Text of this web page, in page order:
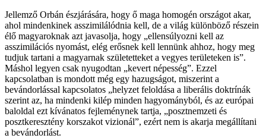
Jellemző Orbán észjárására, hogy ő maga homogén országot akar,
ahol mindenkinek asszimilálódnia kell, de a világ különböző részein
élő magyaroknak azt javasolja, hogy „ellensúlyozni kell az
asszimilációs nyomást, elég erősnek kell lennünk ahhoz, hogy meg
tudjuk tartani a magyarnak születetteket a vegyes területeken is”.
Máshol legyen csak nyugodtan „kevert népesség”. Ezzel
kapcsolatban is mondott még egy hazugságot, miszerint a
bevándorlással kapcsolatos „helyzet feloldása a liberális doktrínák
szerint az, ha mindenki kilép minden hagyományból, és az európai
baloldal ezt kívánatos fejleménynek tartja, „posztnemzeti és
posztkeresztény korszakot vizionál”, ezért nem is akarja megállítani
a bevándorlást.